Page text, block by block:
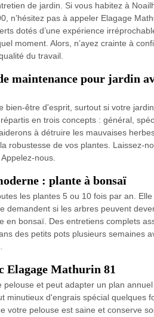
de jardin. Si vous habitez à
n’hésitez pas à appeler Elagage
dotés d’une expérience
moment. Alors, n’ayez crainte à
du travail.
maintenance pour jardin
bien-être d'esprit, surtout si votre
en trois concepts : général,
à détruire les mauvaises
robustesse de vos plantes. Laissez-
nous.
: plante à bonsaï
les plantes 5 ou 10 fois par an.
demandent si les arbres peuvent
en bonsaï. Des entretiens complets
des petits pots plusieurs semaines
Elagage Mathurin 81
et peut adapter un plan
minutieux d'engrais spécial quelques
votre pelouse est saine et conserve